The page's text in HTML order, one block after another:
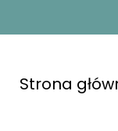
Strona